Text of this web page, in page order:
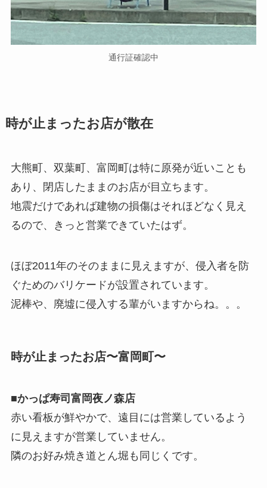
通行証確認中
時が止まったお店が散在
大熊町、双葉町、富岡町は特に原発が近いことも
あり、閉店したままのお店が目立ちます。
地震だけであれば建物の損傷はそれほどなく見え
るので、きっと営業できていたはず。
ほぼ2011年のそのままに見えますが、侵入者を防
ぐためのバリケードが設置されています。
泥棒や、廃墟に侵入する輩がいますからね。。。
時が止まったお店〜富岡町〜
■かっぱ寿司富岡夜ノ森店
赤い看板が鮮やかで、遠目には営業しているよう
に見えますが営業していません。
隣のお好み焼き道とん堀も同じくです。